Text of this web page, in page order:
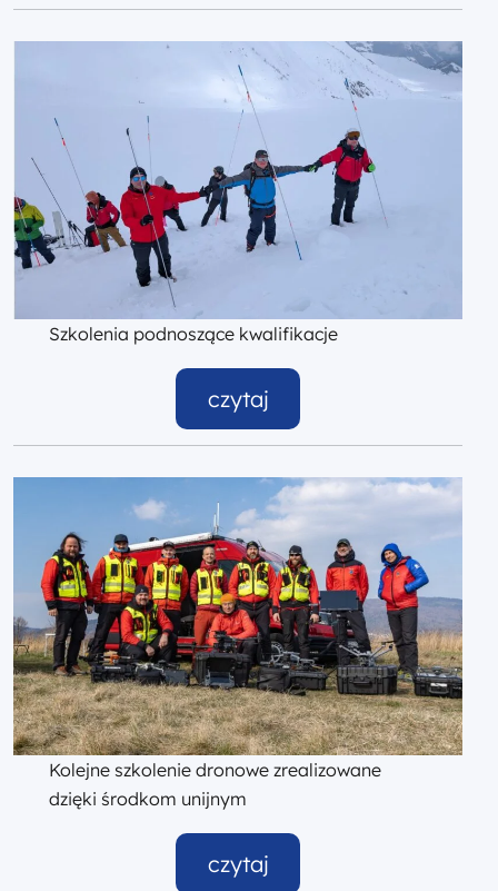
Szkolenia podnoszące kwalifikacje
czytaj
Kolejne szkolenie dronowe zrealizowane
dzięki środkom unijnym
czytaj